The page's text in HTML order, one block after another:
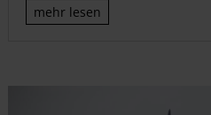
mehr lesen